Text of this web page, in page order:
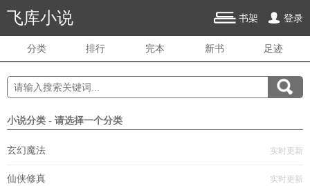
飞库小说 书架 登录
分类 排行 完本 新书 足迹
小说分类 - 请选择一个分类
玄幻魔法 实时更新
仙侠修真 实时更新